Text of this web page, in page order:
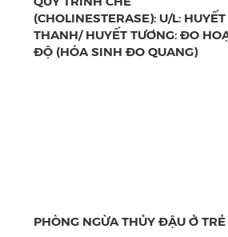
(CHOLINESTERASE): U/L: HUYẾT
THANH/ HUYẾT TƯƠNG: ĐO
ĐỘ (HÓA SINH ĐO QUANG)
PHÒNG NGỪA THỦY ĐẬU Ở TRẺ